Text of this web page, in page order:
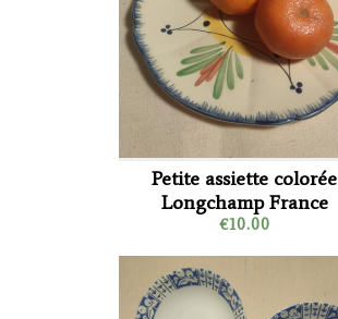
Petite assiette colorée
Longchamp France
€10.00